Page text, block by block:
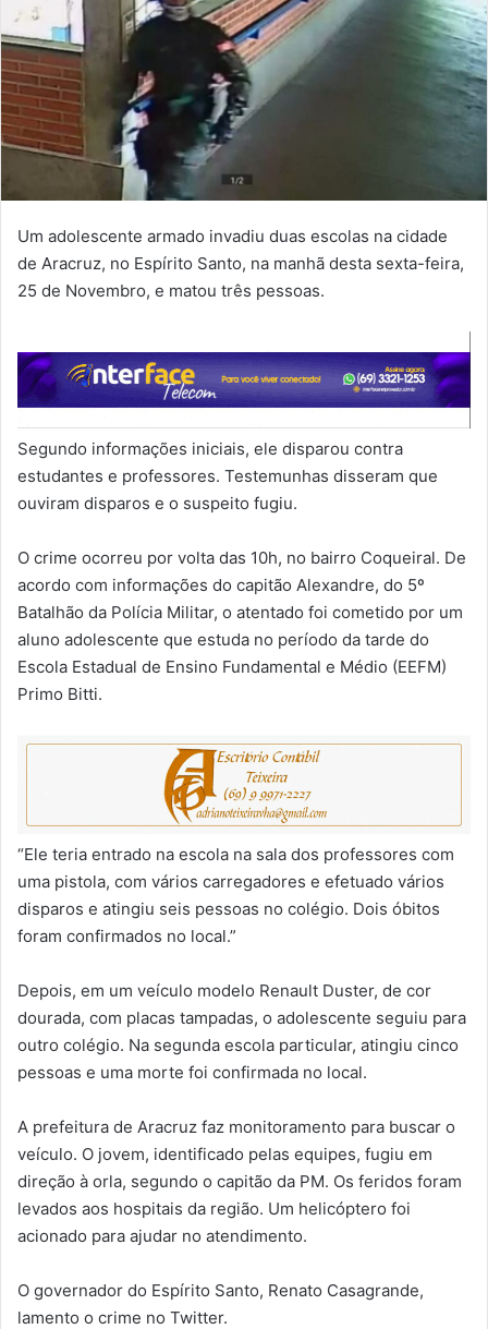
Um adolescente armado invadiu duas escolas na cidade
de Aracruz, no Espírito Santo, na manhã desta sexta-feira,
25 de Novembro, e matou três pessoas.
Segundo informações iniciais, ele disparou contra
estudantes e professores. Testemunhas disseram que
ouviram disparos e o suspeito fugiu.
O crime ocorreu por volta das 10h, no bairro Coqueiral. De
acordo com informações do capitão Alexandre, do 5º
Batalhão da Polícia Militar, o atentado foi cometido por um
aluno adolescente que estuda no período da tarde do
Escola Estadual de Ensino Fundamental e Médio (EEFM)
Primo Bitti.
“Ele teria entrado na escola na sala dos professores com
uma pistola, com vários carregadores e efetuado vários
disparos e atingiu seis pessoas no colégio. Dois óbitos
foram confirmados no local.”
Depois, em um veículo modelo Renault Duster, de cor
dourada, com placas tampadas, o adolescente seguiu para
outro colégio. Na segunda escola particular, atingiu cinco
pessoas e uma morte foi confirmada no local.
A prefeitura de Aracruz faz monitoramento para buscar o
veículo. O jovem, identificado pelas equipes, fugiu em
direção à orla, segundo o capitão da PM. Os feridos foram
levados aos hospitais da região. Um helicóptero foi
acionado para ajudar no atendimento.
O governador do Espírito Santo, Renato Casagrande,
lamento o crime no Twitter.